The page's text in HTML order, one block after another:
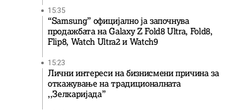
15:35
“Samsung” официјално ја започнува
продажбата на Galaxy Z Fold8 Ultra, Fold8,
Flip8, Watch Ultra2 и Watch9
15:23
Лични интереси на бизнисмени причина за
откажување на традиционалната
,,Зелкаријада”